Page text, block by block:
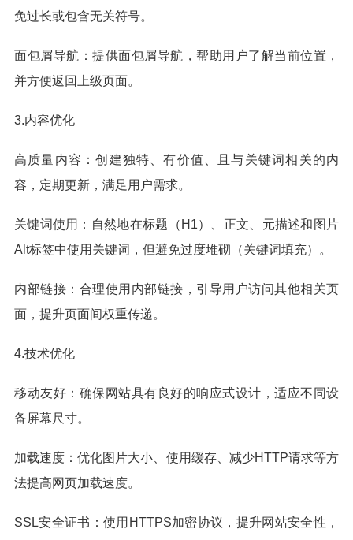
免过长或包含无关符号。
面包屑导航：提供面包屑导航，帮助用户了解当前位置，
并方便返回上级页面。
3.内容优化
高质量内容：创建独特、有价值、且与关键词相关的内
容，定期更新，满足用户需求。
关键词使用：自然地在标题（H1）、正文、元描述和图片
Alt标签中使用关键词，但避免过度堆砌（关键词填充）。
内部链接：合理使用内部链接，引导用户访问其他相关页
面，提升页面间权重传递。
4.技术优化
移动友好：确保网站具有良好的响应式设计，适应不同设
备屏幕尺寸。
加载速度：优化图片大小、使用缓存、减少HTTP请求等方
法提高网页加载速度。
SSL安全证书：使用HTTPS加密协议，提升网站安全性，